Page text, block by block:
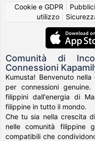
Cookie e GDPR
utilizzo|
Comunità di
Connessioni
Kumusta! Benvenuto
per connessioni
filippini dall'energia di
filippine in tutto il mondo.
Che tu sia nella crescita
nelle comunità filippine
compatibili che